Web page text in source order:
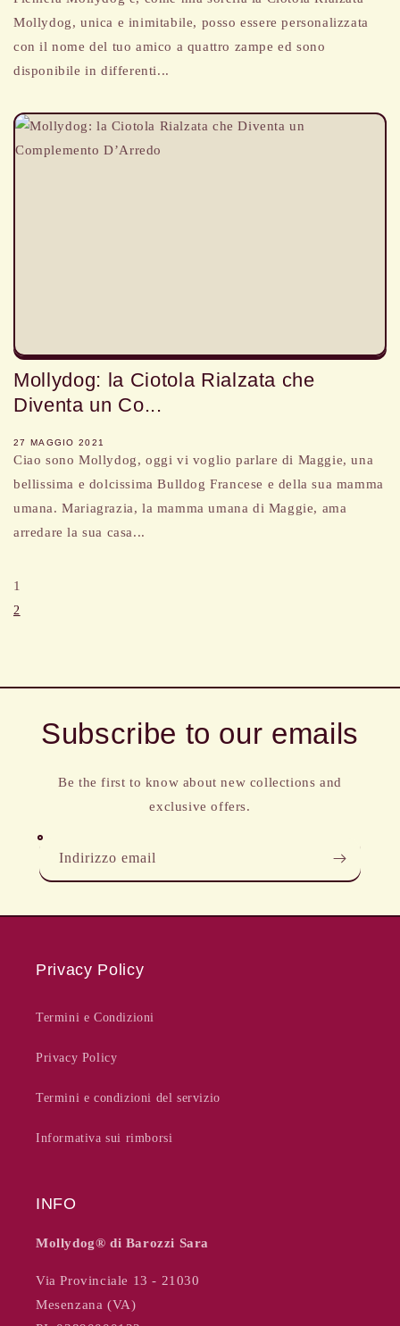
Mollydog, unica e inimitabile, posso essere personalizzata
con il nome del tuo amico a quattro zampe ed sono
disponibile in differenti...
Mollydog: la Ciotola Rialzata che
Diventa un Co...
27 MAGGIO 2021
Ciao sono Mollydog, oggi vi voglio parlare di Maggie, una
bellissima e dolcissima Bulldog Francese e della sua mamma
umana. Mariagrazia, la mamma umana di Maggie, ama
arredare la sua casa...
1
2
Subscribe to our emails
Be the first to know about new collections and
exclusive offers.
Indirizzo email
Privacy Policy
Termini e Condizioni
Privacy Policy
Termini e condizioni del servizio
Informativa sui rimborsi
INFO
Mollydog®️ di Barozzi Sara
Via Provinciale 13 - 21030
Mesenzana (VA)